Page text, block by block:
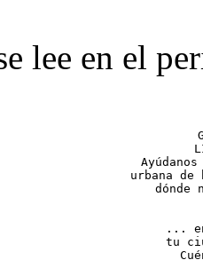
lee en el
urbana
dónde
...
tu